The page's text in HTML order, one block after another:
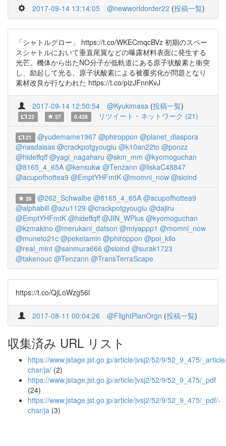
2017-09-14 13:14:05 @newworldorder22 (投稿一覧)
「シャトルグロー」 https://t.co/WKECmqcBVz 初期のスペー
スシャトルにおいて垂直尾翼などの曝露材料表面に発生する
光芒。機体から出たNO分子が低軌道にある原子状酸素と衝突
し、励起して光る。原子状酸素による被覆劣化が問題となり
素材改良が行なわれた https://t.co/pizJFnnKvJ
2017-09-14 12:50:54 @Kyukimasa (投稿一覧)
22 27 0.428 リツイート・ネットワーク (21)
21 @yudemame1967 @phiroppon @planet_diaspora
@nasdaisas @crackpotgyougiu @k10an22to @ponzz
@hideffqff @yagi_nagaharu @skm_mm @kyomoguchan
@8165_4_65A @kensukw @Tenzann @liskaC48847
@acupofhottea9 @EmptYHFmtK @momni_now @sioind
26 @262_Schwalbe @8165_4_65A @acupofhottea9
@alphabill @azu1129 @crackpotgyougiu @dajiru
@EmptYHFmtK @hideffqff @JIN_WPlus @kyomoguchan
@kzmakino @merukani_datson @miyappp1 @momni_now
@muneto21c @peketamin @phiroppon @poi_kilo
@real_mint @sanmura666 @sioind @surak1723
@takenouc @Tenzann @TransTerraScape
https://t.co/QjLoWzg56l
2017-08-11 00:04:26 @FlightPlanOrgn (投稿一覧)
収集済み URL リスト
https://www.jstage.jst.go.jp/article/jvsj2/52/9/52_9_475/
char/ja/ (2)
https://www.jstage.jst.go.jp/article/jvsj2/52/9/52_9_475/_pdf
(24)
https://www.jstage.jst.go.jp/article/jvsj2/52/9/52_9_475/_pdf/-
char/ja (3)